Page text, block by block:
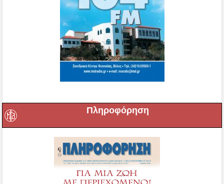
Πληροφόρηση